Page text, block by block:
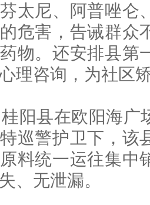
太尼、阿普唑仑
危害，告诫群众
物。还安排县第
理咨询，为社区
阳县在欧阳海广
巡警护卫下，该
料统一运往集中
、无泄漏。